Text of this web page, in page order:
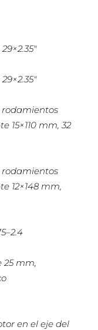
rodamientos
15×110 mm, 32
rodamientos
12×148 mm,
mm,
en el eje del